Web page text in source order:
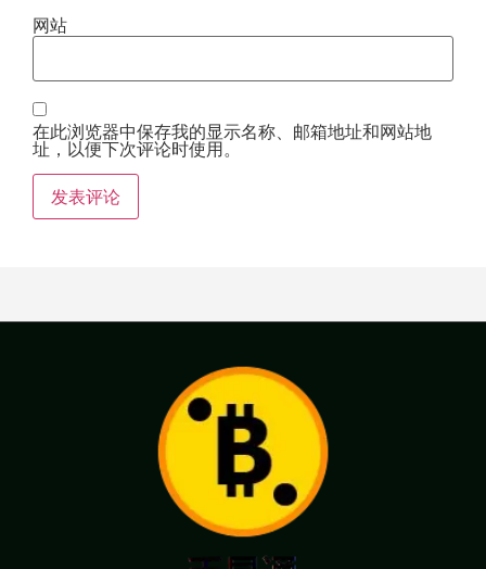
网站
在此浏览器中保存我的显示名称、邮箱地址和网站地
址，以便下次评论时使用。